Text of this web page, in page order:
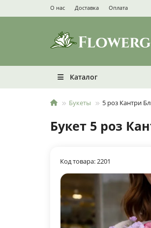
О нас Доставка Оплата
Каталог
Букеты 5 роз Кантри
Букет 5 роз
Код товара: 2201